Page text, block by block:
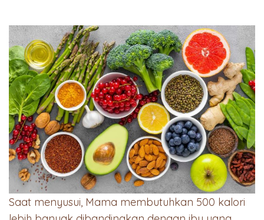
Saat menyusui, Mama membutuhkan 500 kalori